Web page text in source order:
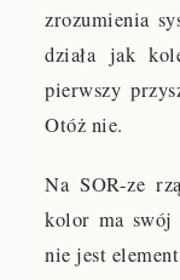
zrozumienia
działa jak
pierwszy
Otóż nie.
Na SOR-ze
kolor ma swój
nie jest